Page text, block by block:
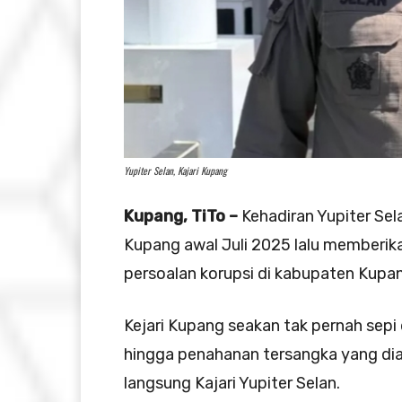
Yupiter Selan, Kajari Kupang
Kupang, TiTo – Kehadiran Yupiter
Kupang awal Juli 2025 lalu
persoalan korupsi di kabupaten
Kejari Kupang seakan tak pernah
hingga penahanan tersangka yang
langsung Kajari Yupiter Selan.